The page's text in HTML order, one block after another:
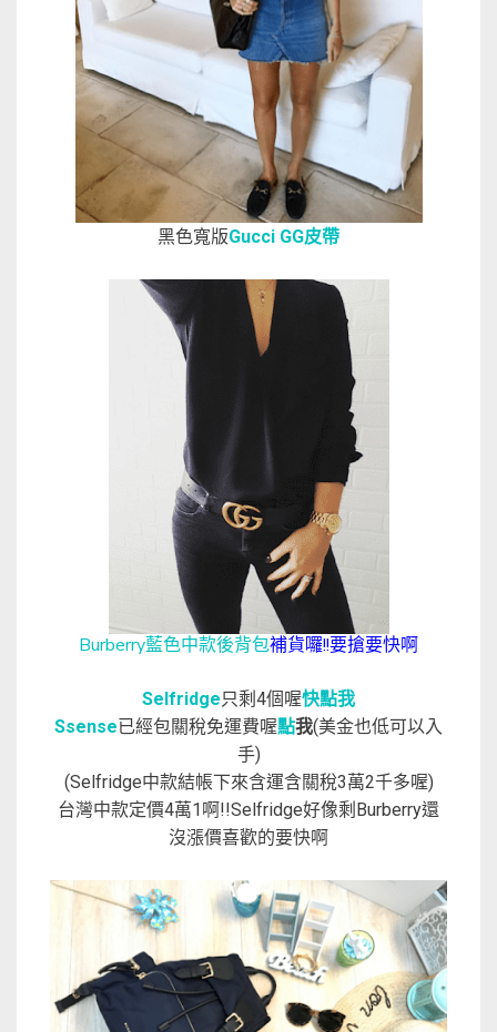
黑色寬版Gucci GG皮帶
Burberry藍色中款後背包補貨囉!!要搶要快啊
Selfridge只剩4個喔快點我
Ssense已經包關稅免運費喔點我(美金也低可以入
手)
(Selfridge中款結帳下來含運含關稅3萬2千多喔)
台灣中款定價4萬1啊!!Selfridge好像剩Burberry還
沒漲價喜歡的要快啊